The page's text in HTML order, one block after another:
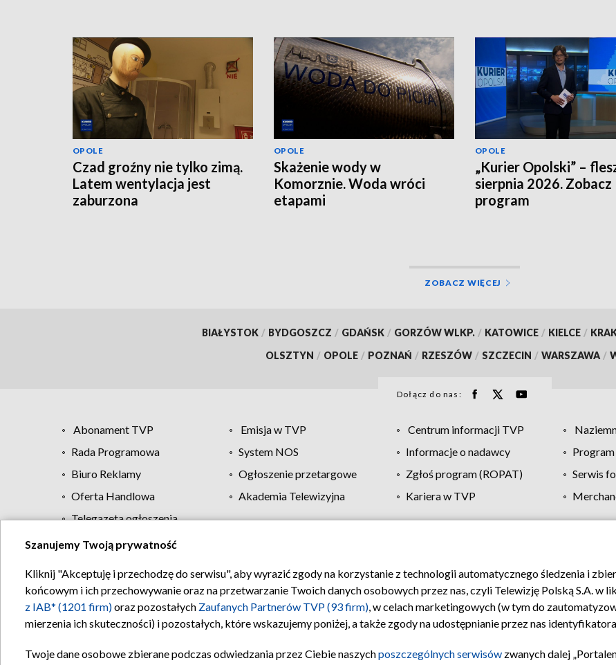
OPOLE
Czad groźny nie tylko zimą.
Latem wentylacja jest
zaburzona
OPOLE
Skażenie wody w
Komorznie. Woda wróci
etapami
OPOLE
„Kurier Opolski” –
sierpnia 2026. Zobacz
program
ZOBACZ WIĘCEJ
BIAŁYSTOK / BYDGOSZCZ / GDAŃSK / GORZÓW WLKP. / KATOWICE / KIELCE /
OLSZTYN / OPOLE / POZNAŃ / RZESZÓW / SZCZECIN / WARSZAWA /
Dołącz do nas:
Abonament TVP Emisja w TVP Centrum informacji TVP
Rada Programowa
System NOS Informacje o nadawcy
Biuro Reklamy
Ogłoszenie przetargowe Zgłoś program (ROPAT)
Serwis
Oferta Handlowa
Akademia Telewizyjna Kariera w TVP
Telegazeta ogłoszenia
Regulamin TVP Polityka prywatności Moje zgody Pomoc Biuro
Szanujemy Twoją prywatność
Kliknij "Akceptuję i przechodzę do serwisu", aby wyrazić zgody na korzystanie z technologii automatycznego śledzenia i
końcowym i ich przechowywanie oraz na przetwarzanie Twoich danych osobowych przez nas, czyli Telewizję Polską S.A. w
z IAB* (1201 firm)oraz pozostałych Zaufanych Partnerów TVP (93 firm), w celach marketingowych (w tym do
mierzenia ich skuteczności) i pozostałych, które wskazujemy poniżej, a także zgody na udostępnianie przez nas
Twoje dane osobowe zbierane podczas odwiedzania przez Ciebie naszychposzczególnych serwisów zwanych dalej